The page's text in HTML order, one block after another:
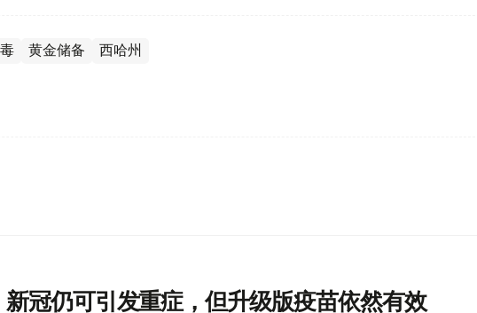
黄金储备 西哈州
冠仍可引发重症，但升级版疫苗依然有效